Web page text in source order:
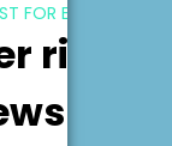
FOR EXCLUSIVE